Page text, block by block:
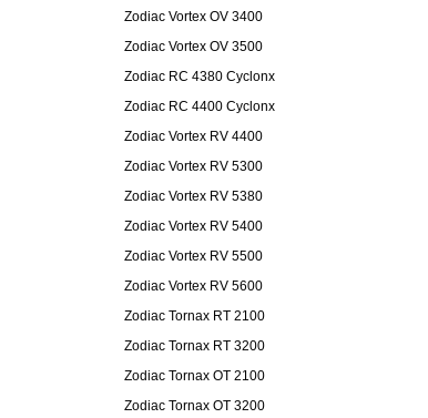
Zodiac Vortex OV 3400
Zodiac Vortex OV 3500
Zodiac RC 4380 Cyclonx
Zodiac RC 4400 Cyclonx
Zodiac Vortex RV 4400
Zodiac Vortex RV 5300
Zodiac Vortex RV 5380
Zodiac Vortex RV 5400
Zodiac Vortex RV 5500
Zodiac Vortex RV 5600
Zodiac Tornax RT 2100
Zodiac Tornax RT 3200
Zodiac Tornax OT 2100
Zodiac Tornax OT 3200